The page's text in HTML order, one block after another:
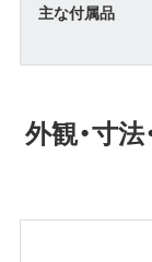
主な付属品
外観・寸